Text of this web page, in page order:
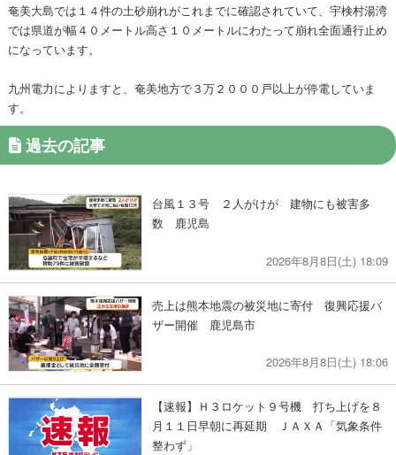
奄美大島では１４件の土砂崩れがこれまでに確認されていて、宇検村湯湾
では県道が幅４０メートル高さ１０メートルにわたって崩れ全面通行止め
になっています。
九州電力によりますと、奄美地方で３万２０００戸以上が停電していま
す。
過去の記事
台風１３号 ２人がけが 建物にも被害多
数 鹿児島
2026年8月8日(土) 18:09
売上は熊本地震の被災地に寄付 復興応援バ
ザー開催 鹿児島市
2026年8月8日(土) 18:06
【速報】Ｈ３ロケット９号機 打ち上げを８
月１１日早朝に再延期 ＪＡＸＡ「気象条件
整わず」